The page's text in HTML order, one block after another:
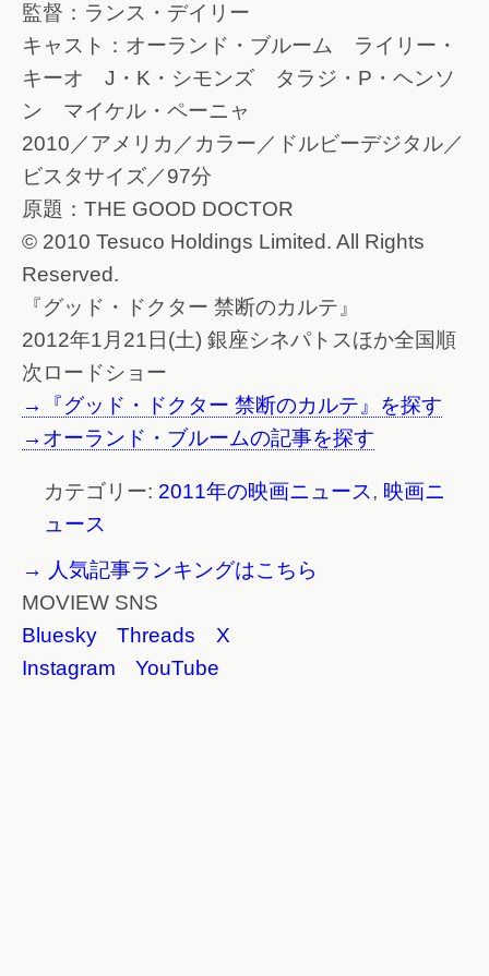
監督：ランス・デイリー
キャスト：オーランド・ブルーム ライリー・
キーオ J・K・シモンズ タラジ・P・ヘンソ
ン マイケル・ペーニャ
2010／アメリカ／カラー／ドルビーデジタル／
ビスタサイズ／97分
原題：THE GOOD DOCTOR
© 2010 Tesuco Holdings Limited. All Rights
Reserved.
『グッド・ドクター 禁断のカルテ』
2012年1月21日(土) 銀座シネパトスほか全国順
次ロードショー
→『グッド・ドクター 禁断のカルテ』を探す
→オーランド・ブルームの記事を探す
カテゴリー: 2011年の映画ニュース, 映画ニ
ュース
→ 人気記事ランキングはこちら
MOVIEW SNS
Bluesky
Threads
X
Instagram
YouTube